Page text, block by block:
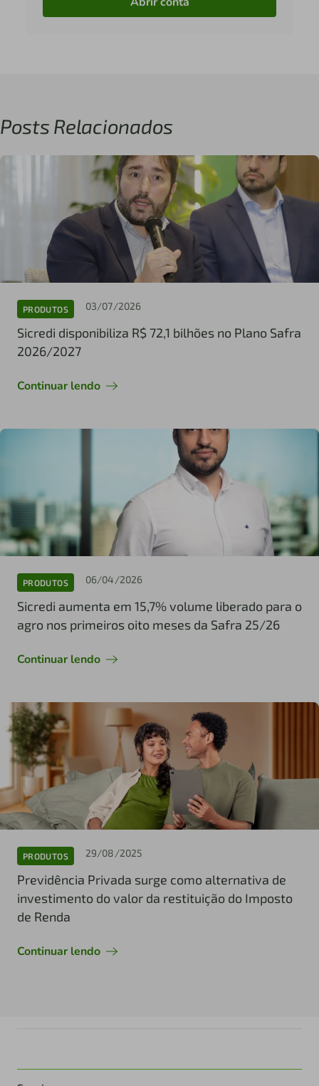
Posts Relacionados
PRODUTOS 03/07/2026
Sicredi disponibiliza R$ 72,1 bilhões no Plano Safra
2026/2027
Continuar lendo
PRODUTOS 06/04/2026
Sicredi aumenta em 15,7% volume liberado para o
agro nos primeiros oito meses da Safra 25/26
Continuar lendo
PRODUTOS 29/08/2025
Previdência Privada surge como alternativa de
investimento do valor da restituição do Imposto
de Renda
Continuar lendo